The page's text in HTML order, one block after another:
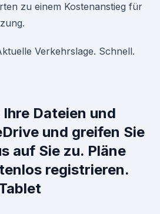
zu einem Kostenanstieg für
Verkehrslage. Schnell.
Dateien und
und greifen Sie
auf Sie zu. Pläne
registrieren.